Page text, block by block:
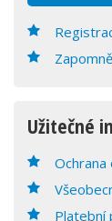
Užitečné
Ochrana
Platební